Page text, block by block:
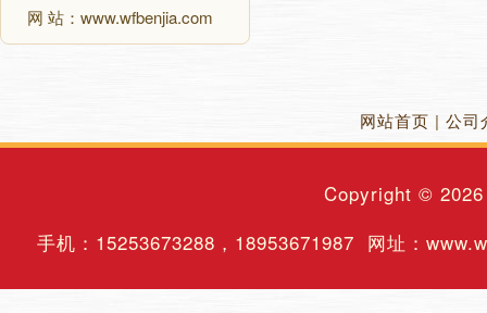
网 站：www.wfbenjia.com
网站首页 | 公司
Copyright ©
手机： 15253673288 ， 18953671987 网址：